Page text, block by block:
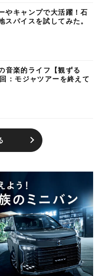
やキャンプで大活躍！石
スパイスを試してみた。
音楽的ライフ【観ずる
：モジャツアーを終えて